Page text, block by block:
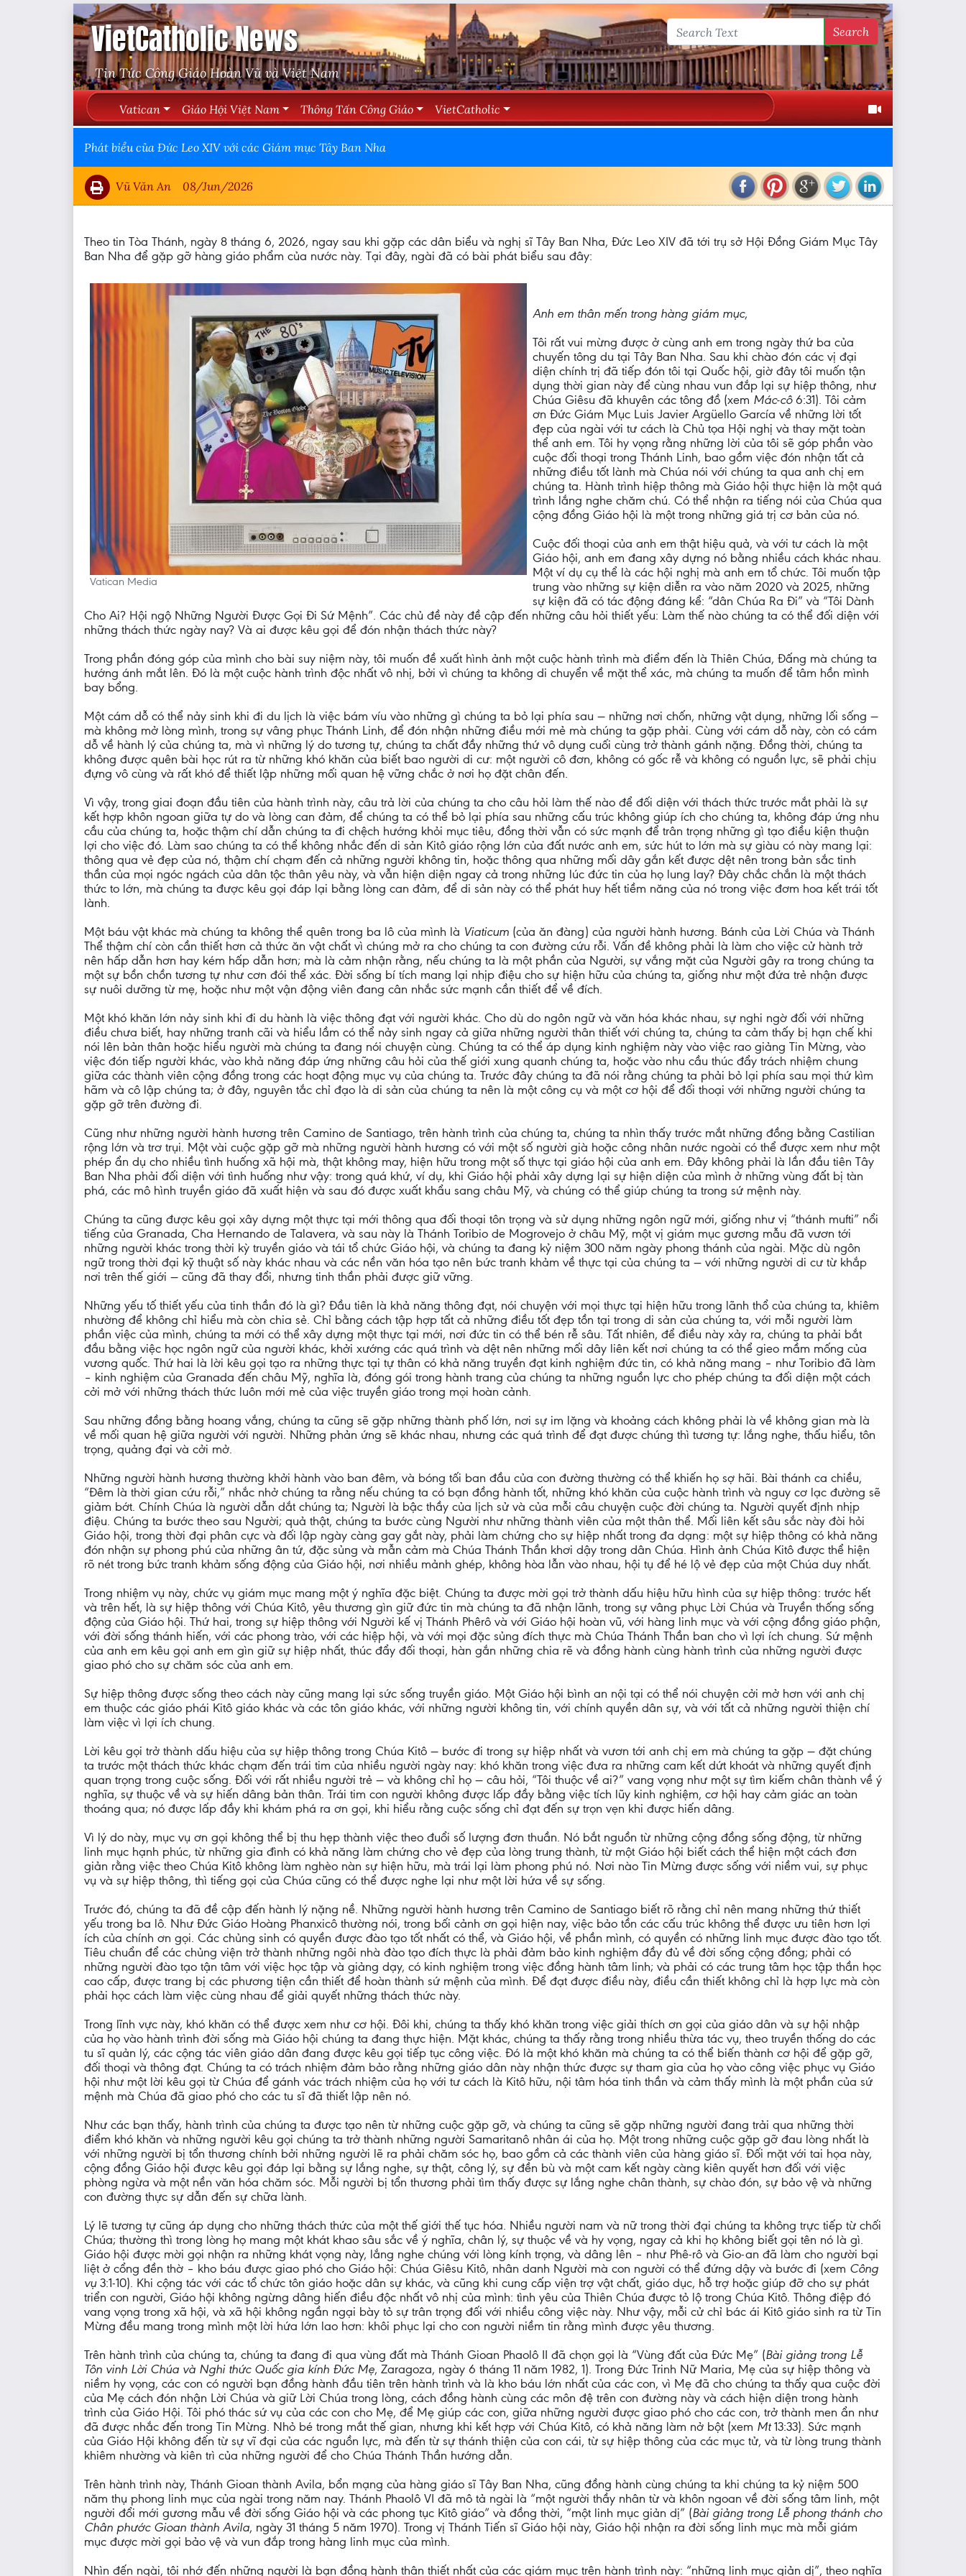
VietCatholic News
Tin Tức Công Giáo Hoàn Vũ và Việt Nam
Search
Vatican Giáo Hội Việt Nam Thông Tấn Công Giáo VietCatholic
Phát biểu của Đức Leo XIV với các Giám mục Tây Ban Nha
Vũ Văn An 08/Jun/2026
Theo tin Tòa Thánh, ngày 8 tháng 6, 2026, ngay sau khi gặp các dân biểu và nghị sĩ Tây Ban Nha, Đức Leo XIV đã tới trụ sở Hội Đồng Giám Mục Tây
Ban Nha để gặp gỡ hàng giáo phẩm của nước này. Tại đây, ngài đã có bài phát biểu sau đây:
Vatican Media
Anh em thân mến trong hàng giám mục,
Tôi rất vui mừng được ở cùng anh em trong ngày thứ ba của
chuyến tông du tại Tây Ban Nha. Sau khi chào đón các vị đại
diện chính trị đã tiếp đón tôi tại Quốc hội, giờ đây tôi muốn tận
dụng thời gian này để cùng nhau vun đắp lại sự hiệp thông, như
Chúa Giêsu đã khuyên các tông đồ (xem Mác-cô 6:31). Tôi cảm
ơn Đức Giám Mục Luis Javier Argüello García về những lời tốt
đẹp của ngài với tư cách là Chủ tọa Hội nghị và thay mặt toàn
thể anh em. Tôi hy vọng rằng những lời của tôi sẽ góp phần vào
cuộc đối thoại trong Thánh Linh, bao gồm việc đón nhận tất cả
những điều tốt lành mà Chúa nói với chúng ta qua anh chị em
chúng ta. Hành trình hiệp thông mà Giáo hội thực hiện là một quá
trình lắng nghe chăm chú. Có thể nhận ra tiếng nói của Chúa qua
cộng đồng Giáo hội là một trong những giá trị cơ bản của nó.
Cuộc đối thoại của anh em thật hiệu quả, và với tư cách là một
Giáo hội, anh em đang xây dựng nó bằng nhiều cách khác nhau.
Một ví dụ cụ thể là các hội nghị mà anh em tổ chức. Tôi muốn tập
trung vào những sự kiện diễn ra vào năm 2020 và 2025, những
sự kiện đã có tác động đáng kể: “dân Chúa Ra Đi” và “Tôi Dành
Cho Ai? Hội ngộ Những Người Được Gọi Đi Sứ Mệnh”. Các chủ đề này đề cập đến những câu hỏi thiết yếu: Làm thế nào chúng ta có thể đối diện với
những thách thức ngày nay? Và ai được kêu gọi để đón nhận thách thức này?
Trong phần đóng góp của mình cho bài suy niệm này, tôi muốn đề xuất hình ảnh một cuộc hành trình mà điểm đến là Thiên Chúa, Đấng mà chúng ta
hướng ánh mắt lên. Đó là một cuộc hành trình độc nhất vô nhị, bởi vì chúng ta không di chuyển về mặt thể xác, mà chúng ta muốn để tâm hồn mình
bay bổng.
Một cám dỗ có thể nảy sinh khi đi du lịch là việc bám víu vào những gì chúng ta bỏ lại phía sau — những nơi chốn, những vật dụng, những lối sống —
mà không mở lòng mình, trong sự vâng phục Thánh Linh, để đón nhận những điều mới mẻ mà chúng ta gặp phải. Cùng với cám dỗ này, còn có cám
dỗ về hành lý của chúng ta, mà vì những lý do tương tự, chúng ta chất đầy những thứ vô dụng cuối cùng trở thành gánh nặng. Đồng thời, chúng ta
không được quên bài học rút ra từ những khó khăn của biết bao người di cư: một người cô đơn, không có gốc rễ và không có nguồn lực, sẽ phải chịu
đựng vô cùng và rất khó để thiết lập những mối quan hệ vững chắc ở nơi họ đặt chân đến.
Vì vậy, trong giai đoạn đầu tiên của hành trình này, câu trả lời của chúng ta cho câu hỏi làm thế nào để đối diện với thách thức trước mắt phải là sự
kết hợp khôn ngoan giữa tự do và lòng can đảm, để chúng ta có thể bỏ lại phía sau những cấu trúc không giúp ích cho chúng ta, không đáp ứng nhu
cầu của chúng ta, hoặc thậm chí dẫn chúng ta đi chệch hướng khỏi mục tiêu, đồng thời vẫn có sức mạnh để trân trọng những gì tạo điều kiện thuận
lợi cho việc đó. Làm sao chúng ta có thể không nhắc đến di sản Kitô giáo rộng lớn của đất nước anh em, sức hút to lớn mà sự giàu có này mang lại:
thông qua vẻ đẹp của nó, thậm chí chạm đến cả những người không tin, hoặc thông qua những mối dây gắn kết được dệt nên trong bản sắc tinh
thần của mọi ngóc ngách của dân tộc thân yêu này, và vẫn hiện diện ngay cả trong những lúc đức tin của họ lung lay? Đây chắc chắn là một thách
thức to lớn, mà chúng ta được kêu gọi đáp lại bằng lòng can đảm, để di sản này có thể phát huy hết tiềm năng của nó trong việc đơm hoa kết trái tốt
lành.
Một báu vật khác mà chúng ta không thể quên trong ba lô của mình là Viaticum (của ăn đàng) của người hành hương. Bánh của Lời Chúa và Thánh
Thể thậm chí còn cần thiết hơn cả thức ăn vật chất vì chúng mở ra cho chúng ta con đường cứu rỗi. Vấn đề không phải là làm cho việc cử hành trở
nên hấp dẫn hơn hay kém hấp dẫn hơn; mà là cảm nhận rằng, nếu chúng ta là một phần của Người, sự vắng mặt của Người gây ra trong chúng ta
một sự bồn chồn tương tự như cơn đói thể xác. Đời sống bí tích mang lại nhịp điệu cho sự hiện hữu của chúng ta, giống như một đứa trẻ nhận được
sự nuôi dưỡng từ mẹ, hoặc như một vận động viên đang cân nhắc sức mạnh cần thiết để về đích.
Một khó khăn lớn nảy sinh khi đi du hành là việc thông đạt với người khác. Cho dù do ngôn ngữ và văn hóa khác nhau, sự nghi ngờ đối với những
điều chưa biết, hay những tranh cãi và hiểu lầm có thể nảy sinh ngay cả giữa những người thân thiết với chúng ta, chúng ta cảm thấy bị hạn chế khi
nói lên bản thân hoặc hiểu người mà chúng ta đang nói chuyện cùng. Chúng ta có thể áp dụng kinh nghiệm này vào việc rao giảng Tin Mừng, vào
việc đón tiếp người khác, vào khả năng đáp ứng những câu hỏi của thế giới xung quanh chúng ta, hoặc vào nhu cầu thúc đẩy trách nhiệm chung
giữa các thành viên cộng đồng trong các hoạt động mục vụ của chúng ta. Trước đây chúng ta đã nói rằng chúng ta phải bỏ lại phía sau mọi thứ kìm
hãm và cô lập chúng ta; ở đây, nguyên tắc chỉ đạo là di sản của chúng ta nên là một công cụ và một cơ hội để đối thoại với những người chúng ta
gặp gỡ trên đường đi.
Cũng như những người hành hương trên Camino de Santiago, trên hành trình của chúng ta, chúng ta nhìn thấy trước mắt những đồng bằng Castilian
rộng lớn và trơ trụi. Một vài cuộc gặp gỡ mà những người hành hương có với một số người già hoặc công nhân nước ngoài có thể được xem như một
phép ẩn dụ cho nhiều tình huống xã hội mà, thật không may, hiện hữu trong một số thực tại giáo hội của anh em. Đây không phải là lần đầu tiên Tây
Ban Nha phải đối diện với tình huống như vậy: trong quá khứ, ví dụ, khi Giáo hội phải xây dựng lại sự hiện diện của mình ở những vùng đất bị tàn
phá, các mô hình truyền giáo đã xuất hiện và sau đó được xuất khẩu sang châu Mỹ, và chúng có thể giúp chúng ta trong sứ mệnh này.
Chúng ta cũng được kêu gọi xây dựng một thực tại mới thông qua đối thoại tôn trọng và sử dụng những ngôn ngữ mới, giống như vị “thánh mufti” nổi
tiếng của Granada, Cha Hernando de Talavera, và sau này là Thánh Toribio de Mogrovejo ở châu Mỹ, một vị giám mục gương mẫu đã vươn tới
những người khác trong thời kỳ truyền giáo và tái tổ chức Giáo hội, và chúng ta đang kỷ niệm 300 năm ngày phong thánh của ngài. Mặc dù ngôn
ngữ trong thời đại kỹ thuật số này khác nhau và các nền văn hóa tạo nên bức tranh khảm về thực tại của chúng ta — với những người di cư từ khắp
nơi trên thế giới — cũng đã thay đổi, nhưng tinh thần phải được giữ vững.
Những yếu tố thiết yếu của tinh thần đó là gì? Đầu tiên là khả năng thông đạt, nói chuyện với mọi thực tại hiện hữu trong lãnh thổ của chúng ta, khiêm
nhường để không chỉ hiểu mà còn chia sẻ. Chỉ bằng cách tập hợp tất cả những điều tốt đẹp tồn tại trong di sản của chúng ta, với mỗi người làm
phần việc của mình, chúng ta mới có thể xây dựng một thực tại mới, nơi đức tin có thể bén rễ sâu. Tất nhiên, để điều này xảy ra, chúng ta phải bắt
đầu bằng việc học ngôn ngữ của người khác, khởi xướng các quá trình và dệt nên những mối dây liên kết nơi chúng ta có thể gieo mầm mống của
vương quốc. Thứ hai là lời kêu gọi tạo ra những thực tại tự thân có khả năng truyền đạt kinh nghiệm đức tin, có khả năng mang – như Toribio đã làm
– kinh nghiệm của Granada đến châu Mỹ, nghĩa là, đóng gói trong hành trang của chúng ta những nguồn lực cho phép chúng ta đối diện một cách
cởi mở với những thách thức luôn mới mẻ của việc truyền giáo trong mọi hoàn cảnh.
Sau những đồng bằng hoang vắng, chúng ta cũng sẽ gặp những thành phố lớn, nơi sự im lặng và khoảng cách không phải là về không gian mà là
về mối quan hệ giữa người với người. Những phản ứng sẽ khác nhau, nhưng các quá trình để đạt được chúng thì tương tự: lắng nghe, thấu hiểu, tôn
trọng, quảng đại và cởi mở.
Những người hành hương thường khởi hành vào ban đêm, và bóng tối ban đầu của con đường thường có thể khiến họ sợ hãi. Bài thánh ca chiều,
“Đêm là thời gian cứu rỗi,” nhắc nhở chúng ta rằng nếu chúng ta có bạn đồng hành tốt, những khó khăn của cuộc hành trình và nguy cơ lạc đường sẽ
giảm bớt. Chính Chúa là người dẫn dắt chúng ta; Người là bậc thầy của lịch sử và của mỗi câu chuyện cuộc đời chúng ta. Người quyết định nhịp
điệu. Chúng ta bước theo sau Người; quả thật, chúng ta bước cùng Người như những thành viên của một thân thể. Mối liên kết sâu sắc này đòi hỏi
Giáo hội, trong thời đại phân cực và đối lập ngày càng gay gắt này, phải làm chứng cho sự hiệp nhất trong đa dạng: một sự hiệp thông có khả năng
đón nhận sự phong phú của những ân tứ, đặc sủng và mẫn cảm mà Chúa Thánh Thần khơi dậy trong dân Chúa. Hình ảnh Chúa Kitô được thể hiện
rõ nét trong bức tranh khảm sống động của Giáo hội, nơi nhiều mảnh ghép, không hòa lẫn vào nhau, hội tụ để hé lộ vẻ đẹp của một Chúa duy nhất.
Trong nhiệm vụ này, chức vụ giám mục mang một ý nghĩa đặc biệt. Chúng ta được mời gọi trở thành dấu hiệu hữu hình của sự hiệp thông: trước hết
và trên hết, là sự hiệp thông với Chúa Kitô, yêu thương gìn giữ đức tin mà chúng ta đã nhận lãnh, trong sự vâng phục Lời Chúa và Truyền thống sống
động của Giáo hội. Thứ hai, trong sự hiệp thông với Người kế vị Thánh Phêrô và với Giáo hội hoàn vũ, với hàng linh mục và với cộng đồng giáo phận,
với đời sống thánh hiến, với các phong trào, với các hiệp hội, và với mọi đặc sủng đích thực mà Chúa Thánh Thần ban cho vì lợi ích chung. Sứ mệnh
của anh em kêu gọi anh em gìn giữ sự hiệp nhất, thúc đẩy đối thoại, hàn gắn những chia rẽ và đồng hành cùng hành trình của những người được
giao phó cho sự chăm sóc của anh em.
Sự hiệp thông được sống theo cách này cũng mang lại sức sống truyền giáo. Một Giáo hội bình an nội tại có thể nói chuyện cởi mở hơn với anh chị
em thuộc các giáo phái Kitô giáo khác và các tôn giáo khác, với những người không tin, với chính quyền dân sự, và với tất cả những người thiện chí
làm việc vì lợi ích chung.
Lời kêu gọi trở thành dấu hiệu của sự hiệp thông trong Chúa Kitô — bước đi trong sự hiệp nhất và vươn tới anh chị em mà chúng ta gặp — đặt chúng
ta trước một thách thức khác chạm đến trái tim của nhiều người ngày nay: khó khăn trong việc đưa ra những cam kết dứt khoát và những quyết định
quan trọng trong cuộc sống. Đối với rất nhiều người trẻ — và không chỉ họ — câu hỏi, “Tôi thuộc về ai?” vang vọng như một sự tìm kiếm chân thành về ý
nghĩa, sự thuộc về và sự hiến dâng bản thân. Trái tim con người không được lấp đầy bằng việc tích lũy kinh nghiệm, cơ hội hay cảm giác an toàn
thoáng qua; nó được lấp đầy khi khám phá ra ơn gọi, khi hiểu rằng cuộc sống chỉ đạt đến sự trọn vẹn khi được hiến dâng.
Vì lý do này, mục vụ ơn gọi không thể bị thu hẹp thành việc theo đuổi số lượng đơn thuần. Nó bắt nguồn từ những cộng đồng sống động, từ những
linh mục hạnh phúc, từ những gia đình có khả năng làm chứng cho vẻ đẹp của lòng trung thành, từ một Giáo hội biết cách thể hiện một cách đơn
giản rằng việc theo Chúa Kitô không làm nghèo nàn sự hiện hữu, mà trái lại làm phong phú nó. Nơi nào Tin Mừng được sống với niềm vui, sự phục
vụ và sự hiệp thông, thì tiếng gọi của Chúa cũng có thể được nghe lại như một lời hứa về sự sống.
Trước đó, chúng ta đã đề cập đến hành lý nặng nề. Những người hành hương trên Camino de Santiago biết rõ rằng chỉ nên mang những thứ thiết
yếu trong ba lô. Như Đức Giáo Hoàng Phanxicô thường nói, trong bối cảnh ơn gọi hiện nay, việc bảo tồn các cấu trúc không thể được ưu tiên hơn lợi
ích của chính ơn gọi. Các chủng sinh có quyền được đào tạo tốt nhất có thể, và Giáo hội, về phần mình, có quyền có những linh mục được đào tạo tốt.
Tiêu chuẩn để các chủng viện trở thành những ngôi nhà đào tạo đích thực là phải đảm bảo kinh nghiệm đầy đủ về đời sống cộng đồng; phải có
những người đào tạo tận tâm với việc học tập và giảng dạy, có kinh nghiệm trong việc đồng hành tâm linh; và phải có các trung tâm học tập thần học
cao cấp, được trang bị các phương tiện cần thiết để hoàn thành sứ mệnh của mình. Để đạt được điều này, điều cần thiết không chỉ là hợp lực mà còn
phải học cách làm việc cùng nhau để giải quyết những thách thức này.
Trong lĩnh vực này, khó khăn có thể được xem như cơ hội. Đôi khi, chúng ta thấy khó khăn trong việc giải thích ơn gọi của giáo dân và sự hội nhập
của họ vào hành trình đời sống mà Giáo hội chúng ta đang thực hiện. Mặt khác, chúng ta thấy rằng trong nhiều thừa tác vụ, theo truyền thống do các
tu sĩ quản lý, các cộng tác viên giáo dân đang được kêu gọi tiếp tục công việc. Đó là một khó khăn mà chúng ta có thể biến thành cơ hội để gặp gỡ,
đối thoại và thông đạt. Chúng ta có trách nhiệm đảm bảo rằng những giáo dân này nhận thức được sự tham gia của họ vào công việc phục vụ Giáo
hội như một lời kêu gọi từ Chúa để gánh vác trách nhiệm của họ với tư cách là Kitô hữu, nội tâm hóa tinh thần và cảm thấy mình là một phần của sứ
mệnh mà Chúa đã giao phó cho các tu sĩ đã thiết lập nên nó.
Như các bạn thấy, hành trình của chúng ta được tạo nên từ những cuộc gặp gỡ, và chúng ta cũng sẽ gặp những người đang trải qua những thời
điểm khó khăn và những người kêu gọi chúng ta trở thành những người Samaritanô nhân ái của họ. Một trong những cuộc gặp gỡ đau lòng nhất là
với những người bị tổn thương chính bởi những người lẽ ra phải chăm sóc họ, bao gồm cả các thành viên của hàng giáo sĩ. Đối mặt với tai họa này,
cộng đồng Giáo hội được kêu gọi đáp lại bằng sự lắng nghe, sự thật, công lý, sự đền bù và một cam kết ngày càng kiên quyết hơn đối với việc
phòng ngừa và một nền văn hóa chăm sóc. Mỗi người bị tổn thương phải tìm thấy được sự lắng nghe chân thành, sự chào đón, sự bảo vệ và những
con đường thực sự dẫn đến sự chữa lành.
Lý lẽ tương tự cũng áp dụng cho những thách thức của một thế giới thế tục hóa. Nhiều người nam và nữ trong thời đại chúng ta không trực tiếp từ chối
Chúa; thường thì trong lòng họ mang một khát khao sâu sắc về ý nghĩa, chân lý, sự thuộc về và hy vọng, ngay cả khi họ không biết gọi tên nó là gì.
Giáo hội được mời gọi nhận ra những khát vọng này, lắng nghe chúng với lòng kính trọng, và dâng lên – như Phê-rô và Gio-an đã làm cho người bại
liệt ở cổng đền thờ – kho báu được giao phó cho Giáo hội: Chúa Giêsu Kitô, nhân danh Người mà con người có thể đứng dậy và bước đi (xem Công
vụ 3:1-10). Khi cộng tác với các tổ chức tôn giáo hoặc dân sự khác, và cũng khi cung cấp viện trợ vật chất, giáo dục, hỗ trợ hoặc giúp đỡ cho sự phát
triển con người, Giáo hội không ngừng dâng hiến điều độc nhất vô nhị của mình: tình yêu của Thiên Chúa được tỏ lộ trong Chúa Kitô. Thông điệp đó
vang vọng trong xã hội, và xã hội không ngần ngại bày tỏ sự trân trọng đối với nhiều công việc này. Như vậy, mỗi cử chỉ bác ái Kitô giáo sinh ra từ Tin
Mừng đều mang trong mình một lời hứa lớn lao hơn: khôi phục lại cho con người niềm tin rằng mình được yêu thương.
Trên hành trình của chúng ta, chúng ta đang đi qua vùng đất mà Thánh Gioan Phaolô II đã chọn gọi là “Vùng đất của Đức Mẹ” (Bài giảng trong Lễ
Tôn vinh Lời Chúa và Nghi thức Quốc gia kính Đức Mẹ, Zaragoza, ngày 6 tháng 11 năm 1982, 1). Trong Đức Trinh Nữ Maria, Mẹ của sự hiệp thông và
niềm hy vọng, các con có người bạn đồng hành đầu tiên trên hành trình và là kho báu lớn nhất của các con, vì Mẹ đã cho chúng ta thấy qua cuộc đời
của Mẹ cách đón nhận Lời Chúa và giữ Lời Chúa trong lòng, cách đồng hành cùng các môn đệ trên con đường này và cách hiện diện trong hành
trình của Giáo Hội. Tôi phó thác sứ vụ của các con cho Mẹ, để Mẹ giúp các con, giữa những người được giao phó cho các con, trở thành men ẩn như
đã được nhắc đến trong Tin Mừng. Nhỏ bé trong mắt thế gian, nhưng khi kết hợp với Chúa Kitô, có khả năng làm nở bột (xem Mt13:33). Sức mạnh
của Giáo Hội không đến từ sự vĩ đại của các nguồn lực, mà đến từ sự thánh thiện của con cái, từ sự hiệp thông của các mục tử, và từ lòng trung thành
khiêm nhường và kiên trì của những người để cho Chúa Thánh Thần hướng dẫn.
Trên hành trình này, Thánh Gioan thành Avila, bổn mạng của hàng giáo sĩ Tây Ban Nha, cũng đồng hành cùng chúng ta khi chúng ta kỷ niệm 500
năm thụ phong linh mục của ngài trong năm nay. Thánh Phaolô VI đã mô tả ngài là “một người thầy nhân từ và khôn ngoan về đời sống tâm linh, một
người đổi mới gương mẫu về đời sống Giáo hội và các phong tục Kitô giáo” và đồng thời, “một linh mục giản dị” (Bài giảng trong Lễ phong thánh cho
Chân phước Gioan thành Avila, ngày 31 tháng 5 năm 1970). Trong vị Thánh Tiến sĩ Giáo hội này, Giáo hội nhận ra đời sống linh mục mà mỗi giám
mục được mời gọi bảo vệ và vun đắp trong hàng linh mục của mình.
Nhìn đến ngài, tôi nhớ đến những người là bạn đồng hành thân thiết nhất của các giám mục trên hành trình này: “những linh mục giản dị”, theo nghĩa